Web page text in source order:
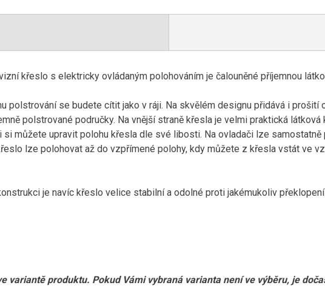
křeslo s elektricky ovládaným polohováním je čalouněné příjemnou
polstrování se budete cítit jako v ráji. Na skvělém designu přidává i prošití
polstrované područky. Na vnější straně křesla je velmi praktická látková
si můžete upravit polohu křesla dle své libosti. Na ovladači lze
lze polohovat až do vzpřímené polohy, kdy můžete z křesla vstát ve
je navíc křeslo velice stabilní a odolné proti jakémukoliv
variantě produktu. Pokud Vámi vybraná varianta není ve výběru, je